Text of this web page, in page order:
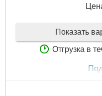
Показать
Отгрузка в